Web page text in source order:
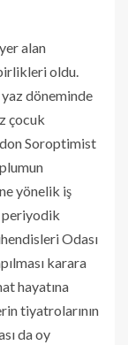
alan
oldu.
döneminde
çocuk
Soroptimist
yönelik iş
periyodik
Odası
karara
hayatına
tiyatrolarının
da oy